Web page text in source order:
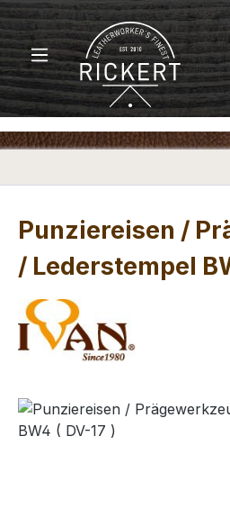
Zum Hauptinhalt springen
Punziereisen /
/ Lederstempel
Bildergalerie überspringen